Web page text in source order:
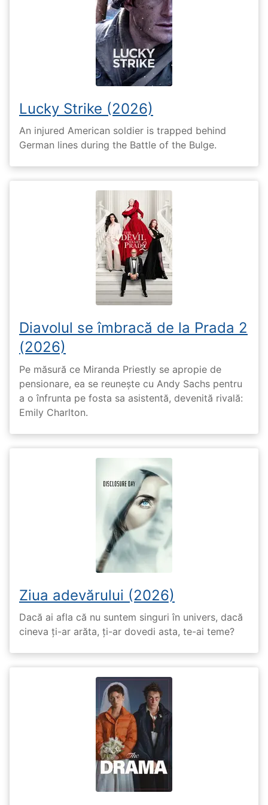
Lucky Strike (2026)
An injured American soldier is trapped behind
German lines during the Battle of the Bulge.
Diavolul se îmbracă de la Prada 2
(2026)
Pe măsură ce Miranda Priestly se apropie de
pensionare, ea se reunește cu Andy Sachs pentru
a o înfrunta pe fosta sa asistentă, devenită rivală:
Emily Charlton.
Ziua adevărului (2026)
Dacă ai afla că nu suntem singuri în univers, dacă
cineva ți-ar arăta, ți-ar dovedi asta, te-ai teme?